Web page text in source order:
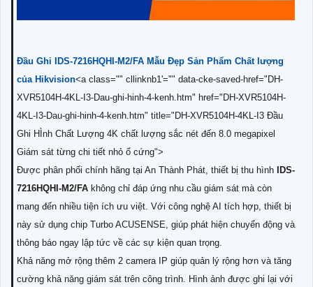
Đầu Ghi IDS-7216HQHI-M2/FA Mẫu Đẹp Sản Phẩm Chất lượng
của Hikvision<a class="" cllinknb1'="" data-cke-saved-href="DH-
XVR5104H-4KL-I3-Dau-ghi-hinh-4-kenh.htm" href="DH-XVR5104H-
4KL-I3-Dau-ghi-hinh-4-kenh.htm" title="DH-XVR5104H-4KL-I3 Đầu
Ghi HÌnh Chất Lượng 4K chất lượng sắc nét đến 8.0 megapixel
Giám sát từng chi tiết nhỏ ổ cứng">
Được phân phối chính hãng tại An Thành Phát, thiết bị thu hình
IDS-
7216HQHI-M2/FA không chỉ đáp ứng nhu cầu giám sát mà còn
mang đến nhiều tiện ích ưu việt. Với công nghệ AI tích hợp, thiết bị
này sử dụng chip Turbo ACUSENSE, giúp phát hiện chuyển động và
thông báo ngay lập tức về các sự kiện quan trọng.
Khả năng mở rộng thêm 2 camera IP giúp quản lý rộng hơn và tăng
cường khả năng giám sát trên công trình. Hình ảnh được ghi lại với